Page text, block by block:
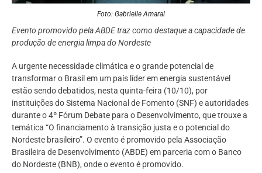
Foto: Gabrielle Amaral
Evento promovido pela ABDE traz como destaque a capacidade de
produção de energia limpa do Nordeste
A urgente necessidade climática e o grande potencial de
transformar o Brasil em um país líder em energia sustentável
estão sendo debatidos, nesta quinta-feira (10/10), por
instituições do Sistema Nacional de Fomento (SNF) e autoridades
durante o 4º Fórum Debate para o Desenvolvimento, que trouxe a
temática “O financiamento à transição justa e o potencial do
Nordeste brasileiro”. O evento é promovido pela Associação
Brasileira de Desenvolvimento (ABDE) em parceria com o Banco
do Nordeste (BNB), onde o evento é promovido.